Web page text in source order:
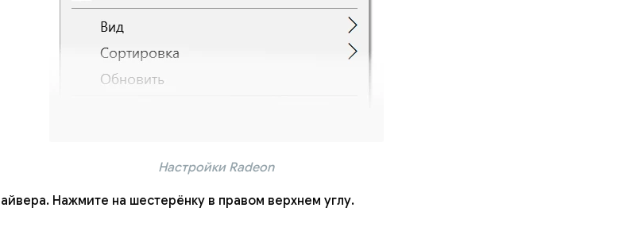
Настройки Radeon
Нажмите на шестерёнку в правом верхнем углу.